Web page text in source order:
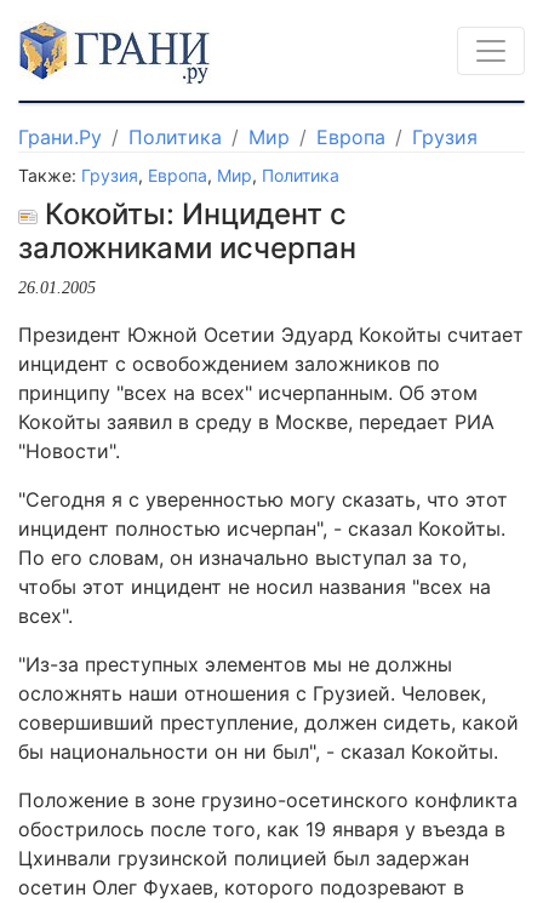
Грани.Ру Политика Мир Европа Грузия
Также: Грузия, Европа, Мир, Политика
Кокойты: Инцидент с
заложниками исчерпан
26.01.2005
Президент Южной Осетии Эдуард Кокойты считает
инцидент с освобождением заложников по
принципу "всех на всех" исчерпанным. Об этом
Кокойты заявил в среду в Москве, передает РИА
"Новости".
"Сегодня я с уверенностью могу сказать, что этот
инцидент полностью исчерпан", - сказал Кокойты.
По его словам, он изначально выступал за то,
чтобы этот инцидент не носил названия "всех на
всех".
"Из-за преступных элементов мы не должны
осложнять наши отношения с Грузией. Человек,
совершивший преступление, должен сидеть, какой
бы национальности он ни был", - сказал Кокойты.
Положение в зоне грузино-осетинского конфликта
обострилось после того, как 19 января у въезда в
Цхинвали грузинской полицией был задержан
осетин Олег Фухаев, которого подозревают в